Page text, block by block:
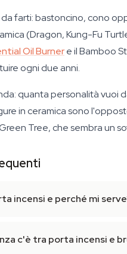
farti: bastoncino, cono
(Dragon, Kung-Fu
Oil Burnere il Bamboo
ogni due anni.
quanta personalità vuoi
in ceramica sono
Tree, che sembra un
incensi e perché mi
c'è tra porta incensi e